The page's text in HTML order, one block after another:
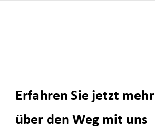
Erfahren Sie jetzt mehr
über den Weg mit uns